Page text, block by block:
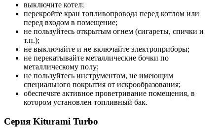
выключите котел;
перекройте кран топливопровода перед котлом или
перед входом в помещение;
не пользуйтесь открытым огнем (сигареты, спички и
т.п.);
не выключайте и не включайте электроприборы;
не перекатывайте металлические бочки по
металлическому полу;
не пользуйтесь инструментом, не имеющим
специального покрытия от искрообразования;
обеспечьте активное проветривание помещения, в
котором установлен топливный бак.
Серия Kiturami Turbo